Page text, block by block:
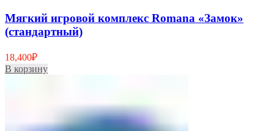
Мягкий игровой комплекс Romana «Замок»
(стандартный)
18,400₽
В корзину